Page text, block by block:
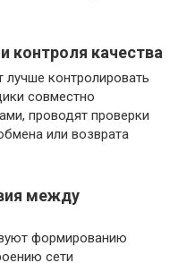
контроля качества
контролировать
совместно
проводят проверки
или возврата
между
формированию
сети